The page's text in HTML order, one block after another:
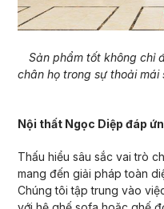
Sản phẩm tốt không chỉ
chân họ trong sự thoải
Nội thất Ngọc Diệp đáp
Thấu hiểu sâu sắc vai trò
mang đến giải pháp toàn
Chúng tôi tập trung vào